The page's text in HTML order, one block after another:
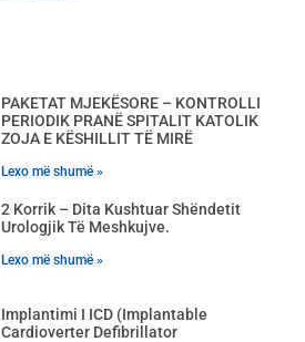
PAKETAT MJEKËSORE – KONTROLLI
PERIODIK PRANË SPITALIT KATOLIK
ZOJA E KËSHILLIT TË MIRË
Lexo më shumë »
2 Korrik – Dita Kushtuar Shëndetit
Urologjik Të Meshkujve.
Lexo më shumë »
Implantimi I ICD (Implantable
Cardioverter Defibrillator